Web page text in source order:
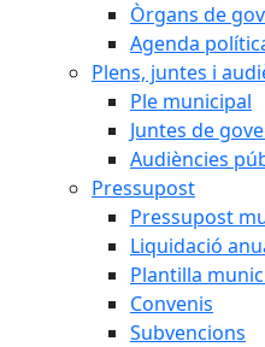
Òrgans de
Agenda
Plens, juntes i
Ple municipal
Juntes de
Audiències
Pressupost
Pressupost
Liquidació
Plantilla
Convenis
Subvencions